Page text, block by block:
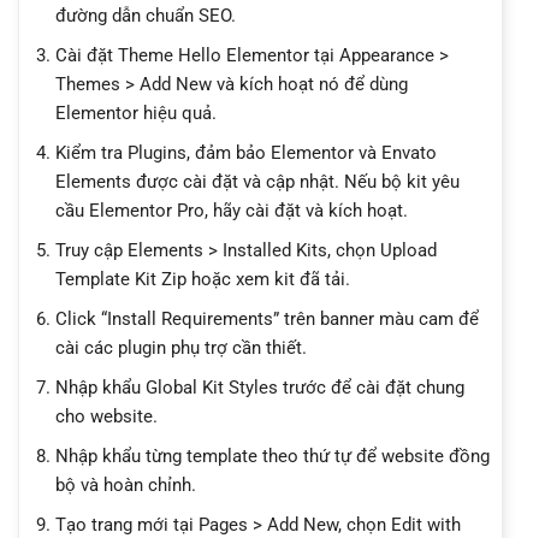
đường dẫn chuẩn SEO.
Cài đặt Theme Hello Elementor tại Appearance >
Themes > Add New và kích hoạt nó để dùng
Elementor hiệu quả.
Kiểm tra Plugins, đảm bảo Elementor và Envato
Elements được cài đặt và cập nhật. Nếu bộ kit yêu
cầu Elementor Pro, hãy cài đặt và kích hoạt.
Truy cập Elements > Installed Kits, chọn Upload
Template Kit Zip hoặc xem kit đã tải.
Click “Install Requirements” trên banner màu cam để
cài các plugin phụ trợ cần thiết.
Nhập khẩu Global Kit Styles trước để cài đặt chung
cho website.
Nhập khẩu từng template theo thứ tự để website đồng
bộ và hoàn chỉnh.
Tạo trang mới tại Pages > Add New, chọn Edit with